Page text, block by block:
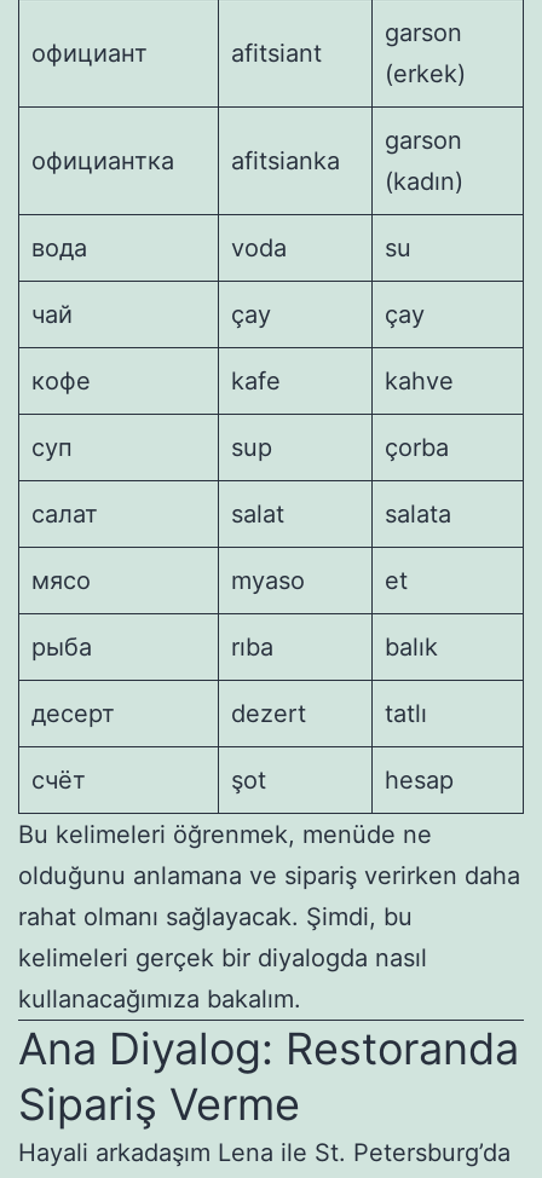
официант afitsiant
garson
(erkek)
официантка afitsianka
garson
(kadın)
вода voda su
чай çay çay
кофе kafe kahve
суп sup çorba
салат salat salata
мясо myaso et
рыба rıba balık
десерт dezert tatlı
счёт şot
hesap
Bu kelimeleri öğrenmek, menüde ne
olduğunu anlamana ve sipariş verirken daha
rahat olmanı sağlayacak. Şimdi, bu
kelimeleri gerçek bir diyalogda nasıl
kullanacağımıza bakalım.
Ana Diyalog: Restoranda
Sipariş Verme
Hayali arkadaşım Lena ile St. Petersburg’da